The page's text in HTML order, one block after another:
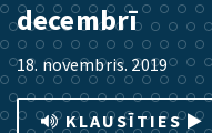
decembrī
18. novembris. 2019
KLAUSĪTIES